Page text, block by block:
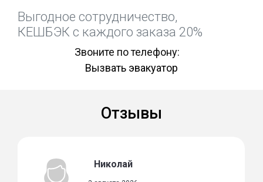
Выгодное сотрудничество,
КЕШБЭК с каждого заказа 20%
Звоните по телефону:
Вызвать эвакуатор
Отзывы
Николай